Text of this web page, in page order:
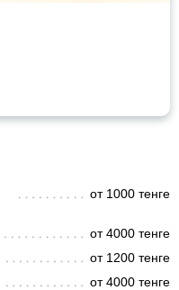
от 1000 тенге
от 4000 тенге
от 1200 тенге
от 4000 тенге